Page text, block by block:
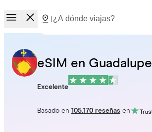
eSIM en Guadalupe
Excelente
Basado en 105.170 reseñasen